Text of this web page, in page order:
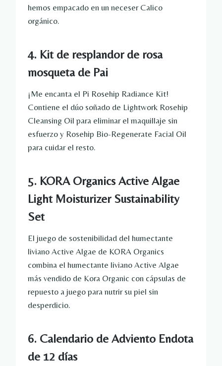
hemos empacado en un neceser Calico
orgánico.
4. Kit de resplandor de rosa
mosqueta de Pai
¡Me encanta el Pi Rosehip Radiance Kit!
Contiene el dúo soñado de Lightwork Rosehip
Cleansing Oil para eliminar el maquillaje sin
esfuerzo y Rosehip Bio-Regenerate Facial Oil
para cuidar el resto.
5. KORA Organics Active Algae
Light Moisturizer Sustainability
Set
El juego de sostenibilidad del humectante
liviano Active Algae de KORA Organics
combina el humectante liviano Active Algae
más vendido de Kora Organic con cápsulas de
repuesto a juego para nutrir su piel sin
desperdicio.
6. Calendario de Adviento Endota
de 12 días